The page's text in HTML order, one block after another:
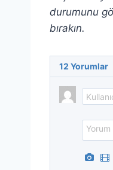
durumunu
bırakın.
12 Yorumlar